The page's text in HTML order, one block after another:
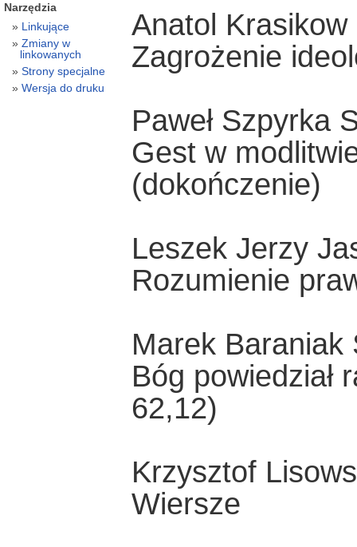
Anatol Krasikow
Zagrożenie
Paweł Szpyrka
Gest w
(dokończenie)
Leszek Jerzy
Rozumienie
Marek Baraniak
Bóg powiedział
62,12)
Krzysztof
Wiersze
Narzędzia
Linkujące
Zmiany w
linkowanych
Strony specjalne
Wersja do druku